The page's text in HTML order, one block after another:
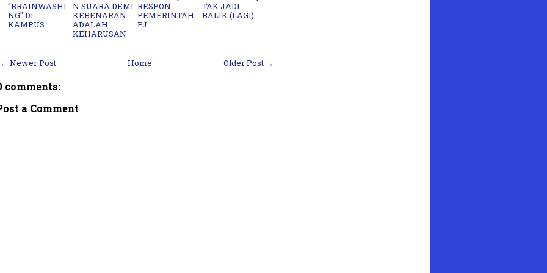
"BRAINWASHI
NG" DI
KAMPUS
N SUARA DEMI
KEBENARAN
ADALAH
KEHARUSAN
RESPON
PEMERINTAH
PJ
TAK JADI
BALIK (LAGI)
← Newer Post Older Post →
Home
comments:
a Comment